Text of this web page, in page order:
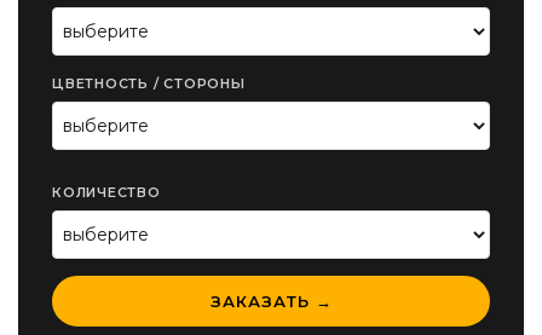
ЦВЕТНОСТЬ / СТОРОНЫ
КОЛИЧЕСТВО
ЗАКАЗАТЬ →